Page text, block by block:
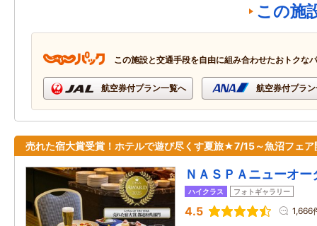
この施
この施設と交通手段を自由に組み合わせたおトクな
航空券付プラン一覧へ 航空券付プラ
売れた宿大賞受賞！ホテルで遊び尽くす夏旅★7/15～魚沼フェア
ＮＡＳＰＡニューオー
ハイクラス フォトギャラリー
4.5 1,666